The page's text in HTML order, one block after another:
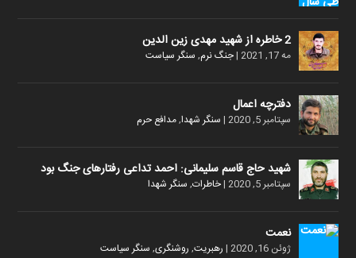
2 خاطره از شهید مهدی زین الدین
مه 17, 2021 |جنگ نرم, سنگر سیاست
دفترچه اعمال
سپتامبر 5, 2020 | سنگر شهدا,مدافع حرم
شهید حاج قاسم سلیمانی: احمد تداعی رفتارهای جنگ بود
سپتامبر 5, 2020 |خاطرات, سنگر شهدا
نعمت
ژوئن 16, 2020 | رهبریت, روشنگری, سنگر سیاست